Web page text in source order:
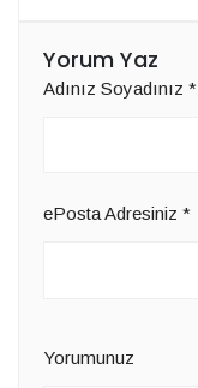
Yorum Yaz
Adınız Soyadınız *
ePosta Adresiniz *
Yorumunuz